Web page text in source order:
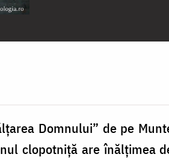
Domnului” de pe
clopotniță are înălțimea